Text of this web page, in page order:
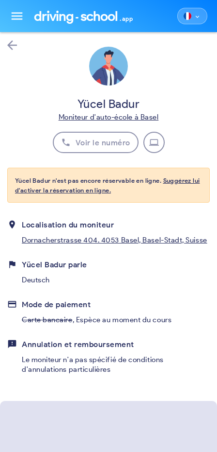
menu driving school .app keyboard_arrow_down
arrow_back
Yücel Badur
Moniteur d'auto-école à Basel
phone Voir le numéro laptop
Yücel Badur n'est pas encore réservable en ligne. Suggérez lui
d'activer la réservation en ligne.
place Localisation du moniteur
Dornacherstrasse 404. 4053 Basel, Basel-Stadt, Suisse
flag Yücel Badur parle
Deutsch
credit_card Mode de paiement
Carte bancaire, Espèce au moment du cours
feedback Annulation et remboursement
Le moniteur n'a pas spécifié de conditions
d'annulations particulières